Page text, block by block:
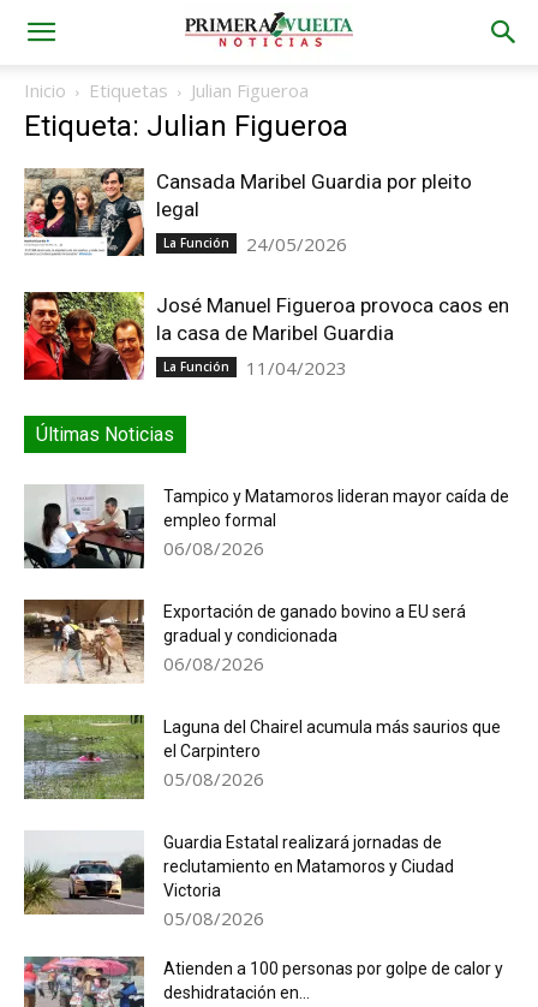
Inicio Etiquetas Julian Figueroa
Etiqueta: Julian Figueroa
Cansada Maribel Guardia por pleito
legal
La Función 24/05/2026
José Manuel Figueroa provoca caos en
la casa de Maribel Guardia
La Función 11/04/2023
Últimas Noticias
Tampico y Matamoros lideran mayor caída de
empleo formal
06/08/2026
Exportación de ganado bovino a EU será
gradual y condicionada
06/08/2026
Laguna del Chairel acumula más saurios que
el Carpintero
05/08/2026
Guardia Estatal realizará jornadas de
reclutamiento en Matamoros y Ciudad
Victoria
05/08/2026
Atienden a 100 personas por golpe de calor y
deshidratación en...